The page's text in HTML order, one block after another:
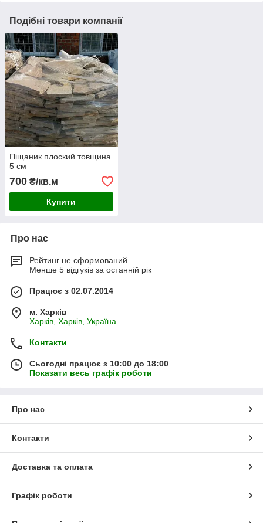
Подібні товари компанії
Піщаник плоский товщина
5 см
700 ₴/кв.м
Купити
Про нас
Рейтинг не сформований
Менше 5 відгуків за останній рік
Працює з 02.07.2014
м. Харків
Харків, Харків, Україна
Контакти
Сьогодні працює з 10:00 до 18:00
Показати весь графік роботи
Про нас
Контакти
Доставка та оплата
Графік роботи